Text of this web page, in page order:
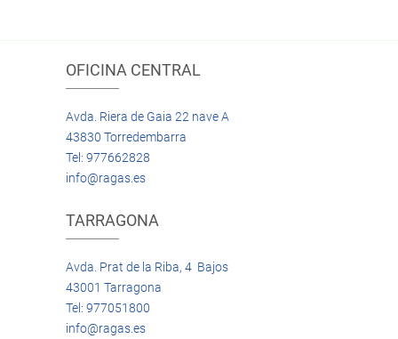
OFICINA CENTRAL
Avda. Riera de Gaia 22 nave A
43830 Torredembarra
Tel: 977662828
info@ragas.es
TARRAGONA
Avda. Prat de la Riba, 4 Bajos
43001 Tarragona
Tel: 977051800
info@ragas.es